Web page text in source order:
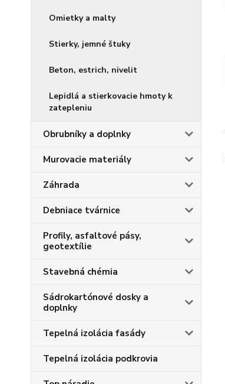
Omietky a malty
Stierky, jemné štuky
Beton, estrich, nivelit
Lepidlá a stierkovacie hmoty k
zatepleniu
Obrubníky a doplnky
Murovacie materiály
Záhrada
Debniace tvárnice
Profily, asfaltové pásy,
geotextílie
Stavebná chémia
Sádrokartónové dosky a
doplnky
Tepelná izolácia fasády
Tepelná izolácia podkrovia